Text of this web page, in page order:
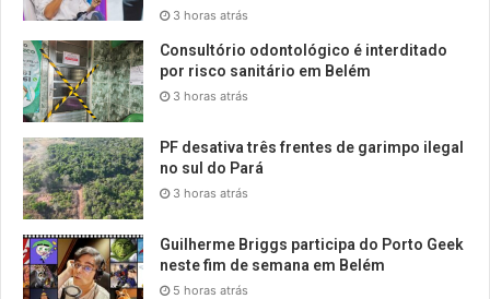
3 horas atrás
Consultório odontológico é interditado
por risco sanitário em Belém
3 horas atrás
PF desativa três frentes de garimpo ilegal
no sul do Pará
3 horas atrás
Guilherme Briggs participa do Porto Geek
neste fim de semana em Belém
5 horas atrás